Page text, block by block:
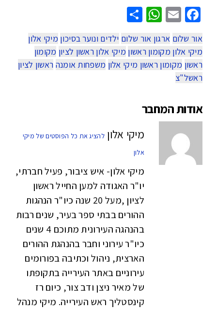
Facebook
Email
WhatsApp
אור שלום ארגון אור שלום ילדים ונוער בסיכון מיקי אלון
מיקי אלון מקומון ראשון מיקי אלון ראשון לציון מקומון
ראשון מקומון ראשון מיקי אלון משפחות אומנה ראשון לציון
ראשל"צ
אודות המחבר
מיקי אלון להציג את כל הפוסטים של מיקי
אלון
מיקי אלון- איש ציבור, פעיל חברתי,
יו"ר האגודה למען החייל ראשון
לציון ,מעל 20 שנה כיו"ר הנהגות
ההורים בבתי ספר בעיר, שנים רבות
בהנהגה העירונית מתוכם 4 שנים
כיו"ר עירוני וחבר בהנהגת ההורים
הארצית, ניהול וכתיבה בפורומים
עירוניים באתר העירייה בתקופתו
של מאיר ניצן ודב צור, כיום רז
קינסטליך ראש העירייה. מיקי מנהל